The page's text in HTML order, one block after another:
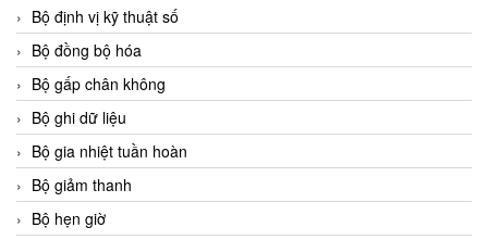
Bộ định vị kỹ thuật số
Bộ đồng bộ hóa
Bộ gấp chân không
Bộ ghi dữ liệu
Bộ gia nhiệt tuần hoàn
Bộ giảm thanh
Bộ hẹn giờ